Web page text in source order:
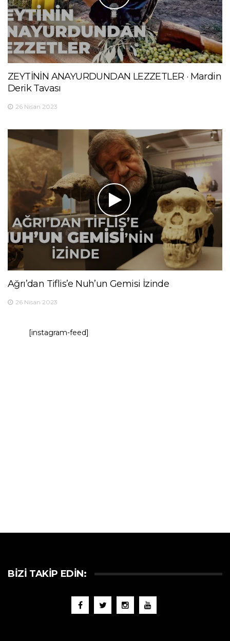
ZEYTİNİN ANAYURDUNDAN LEZZETLER · Mardin
Derik Tavası
26 Nisan 2023
Ağrı’dan Tiflis’e Nuh’un Gemisi İzinde
26 Nisan 2023
[instagram-feed]
BIZI TAKIP EDIN: